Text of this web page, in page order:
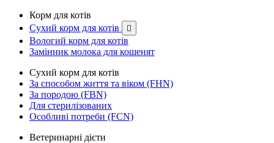
Корм для котів
Сухий корм для котів

Вологий корм для котів
Замінник молока для кошенят
Сухий корм для котів
За способом життя та віком (FHN)
За породою (FBN)
Для стерилізованих
Особливі потреби (FCN)
Ветеринарні дієти